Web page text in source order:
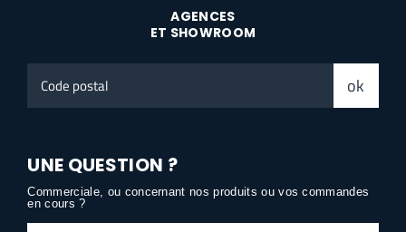
AGENCES
ET SHOWROOM
postal
ok
UNE QUESTION ?
Commerciale, ou concernant nos produits ou vos commandes
en cours ?